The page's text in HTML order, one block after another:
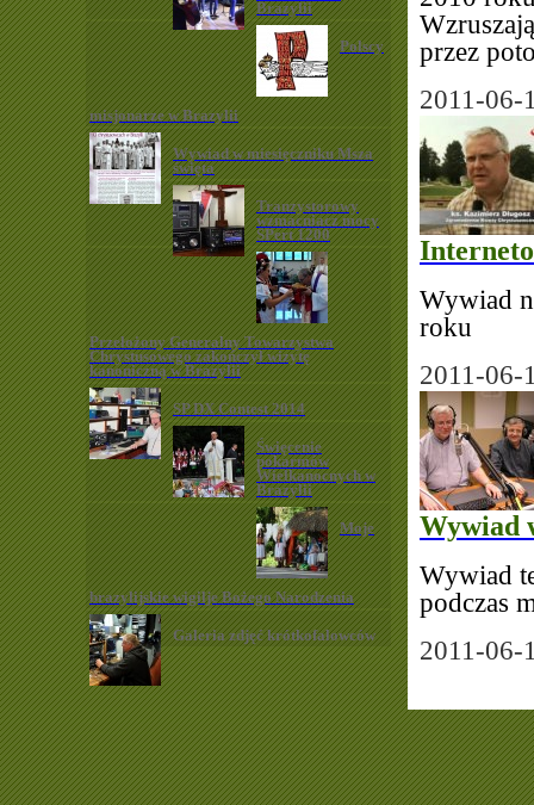
Brazylii
Polscy
misjonarze w Brazylii
Wywiad w miesięczniku Msza
święta
Tranzystorowy
wzmacniacz mocy
SPert 1200
Przełożony Generalny Towarzystwa
Chrystusowego zakończył wizytę
kanoniczną w Brazylii
SP DX Contest 2014
Święcenie
pokarmów
Wielkanocnych w
Brazylii
Moje
brazylijskie wigilje Bożego Narodzenia
Galeria zdjęć krótkofalowców
przez
2011-
Wywiad
roku
2011-
Wywiad
Wywiad
podczas
2011-